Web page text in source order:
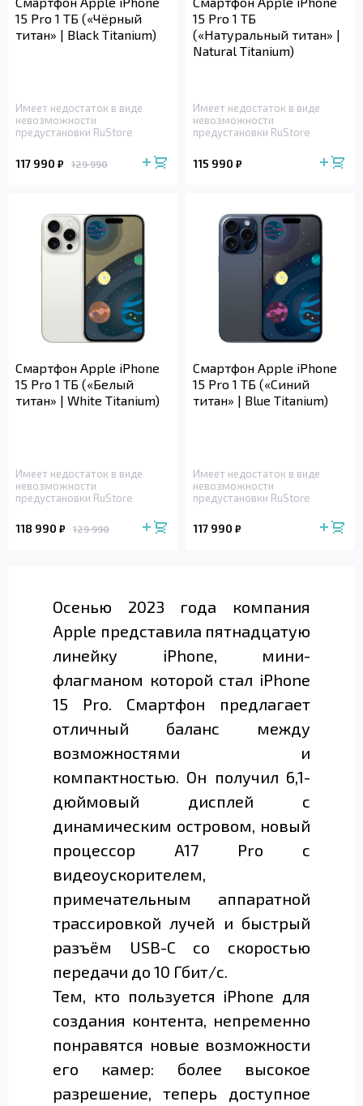
15 Pro 1 ТБ («Чёрный
титан» | Black Titanium)
Имеет недостаток в виде
невозможности
предустановки RuStore
117 990 ₽ 129 990
15 Pro 1 ТБ
(«Натуральный титан» |
Natural Titanium)
Имеет недостаток в виде
невозможности
предустановки RuStore
115 990 ₽
Смартфон Apple iPhone
15 Pro 1 ТБ («Белый
титан» | White Titanium)
Имеет недостаток в виде
невозможности
предустановки RuStore
118 990 ₽ 129 990
Смартфон Apple iPhone
15 Pro 1 ТБ («Синий
титан» | Blue Titanium)
Имеет недостаток в виде
невозможности
предустановки RuStore
117 990 ₽
Осенью 2023 года компания
Apple представила пятнадцатую
линейку iPhone, мини-
флагманом которой стал iPhone
15 Pro. Смартфон предлагает
отличный баланс между
возможностями и
компактностью. Он получил 6,1-
дюймовый дисплей с
динамическим островом, новый
процессор A17 Pro с
видеоускорителем,
примечательным аппаратной
трассировкой лучей и быстрый
разъём USB-C со скоростью
передачи до 10 Гбит/с.
Тем, кто пользуется iPhone для
создания контента, непременно
понравятся новые возможности
его камер: более высокое
разрешение, теперь доступное